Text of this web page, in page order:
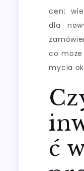
cen;
dla
co może
mycia
ć